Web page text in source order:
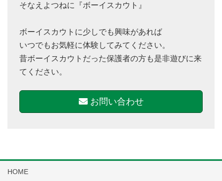
そなえよつねに『ボーイスカウト』
ボーイスカウトに少しでも興味があれば
いつでもお気軽に体験してみてください。
昔ボーイスカウトだった保護者の方も是非遊びに来
てください。
お問い合わせ
HOME